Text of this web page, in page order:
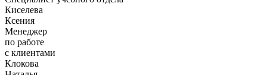
Киселева
Ксения
Менеджер
по работе
с клиентами
Клокова